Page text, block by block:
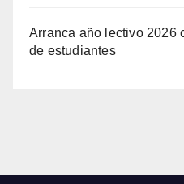
Arranca año lectivo 2026
de estudiantes